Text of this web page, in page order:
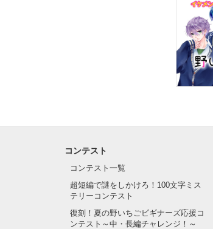
コンテスト
コンテスト一覧
超短編で謎をしかけろ！100文字ミス
テリーコンテスト
復刻！夏の野いちごビギナーズ応援コ
ンテスト～中・長編チャレンジ！～